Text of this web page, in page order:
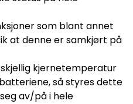
som blant annet
at denne er samkjørt på
kjernetemperatur
så styres dette
av/på i hele